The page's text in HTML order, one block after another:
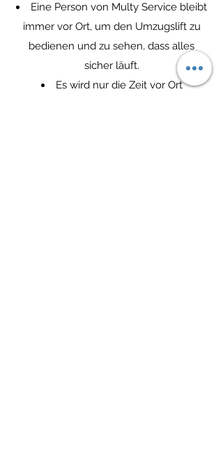
Eine Person von Multy Service bleibt
immer vor Ort, um den Umzugslift zu
bedienen und zu sehen, dass alles
sicher läuft.
Es wird nur die Zeit vor Ort